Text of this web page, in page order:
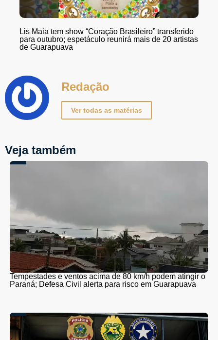
Lis Maia tem show “Coração Brasileiro” transferido
para outubro; espetáculo reunirá mais de 20 artistas
de Guarapuava
Redação
Ver todas as matérias
Veja também
Tempestades e ventos acima de 80 km/h podem atingir o
Paraná; Defesa Civil alerta para risco em Guarapuava